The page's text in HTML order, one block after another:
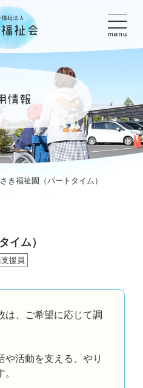
き福祉園（パートタイム）
イム）
援員
は、ご希望に応じて調
や活動を支える、やり